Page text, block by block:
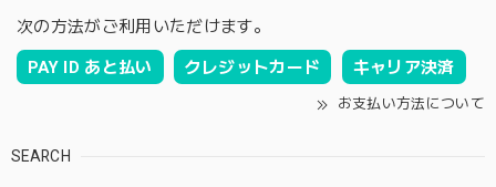
次の方法がご利用いただけます。
PAY ID あと払い クレジットカード キャリア決済
お支払い方法について
SEARCH